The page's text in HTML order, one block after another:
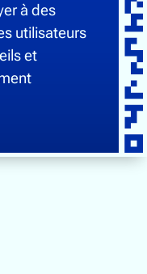
à des
utilisateurs
et